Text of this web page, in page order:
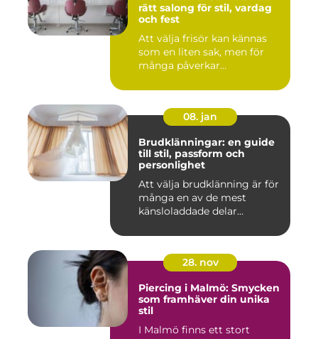
rätt salong för stil, vardag
och fest
Att välja frisör kan kännas
som en liten sak, men för
många påverkar...
08. jan
Brudklänningar: en guide
till stil, passform och
personlighet
Att välja brudklänning är för
många en av de mest
känsloladdade delar...
28. nov
Piercing i Malmö: Smycken
som framhäver din unika
stil
I Malmö finns ett stort